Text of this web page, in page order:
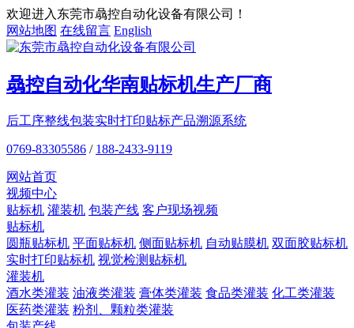
欢迎进入东莞市骉控自动化设备有限公司！
网站地图 在线留言 English
骉控自动化华南贴标机生产厂商
后工序整线包装实时打印贴标产品溯源系统
0769-83305586 / 188-2433-9119
网站首页
视频中心
贴标机 灌装机 包装产线 客户现场视频
贴标机
圆瓶贴标机 平面贴标机 侧面贴标机 自动贴膜机 双面胶贴标机
实时打印贴标机 视觉检测贴标机
灌装机
酒水类灌装 油液类灌装 膏体类灌装 食品类灌装 化工类灌装
医药类灌装 粉剂、颗粒类灌装